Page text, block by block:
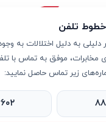
خطوط تلفن
دلیلی به دلیل اختلالات به
مخابرات، موفق به تماس با
زیر تماس حاصل نمایید: